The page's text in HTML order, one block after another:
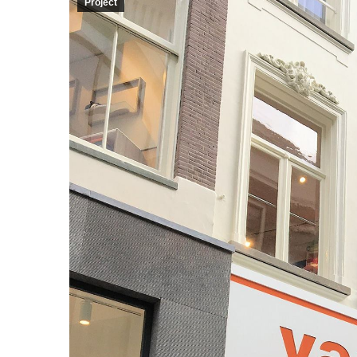
Project